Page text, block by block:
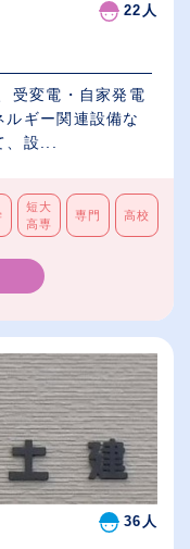
22人
受変電・自家発電
ギー関連設備な
設...
短大
高専
専門 高校
36人